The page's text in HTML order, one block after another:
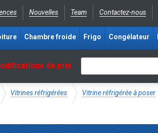
Nouvelles Team Contactez-nous
de prix
Chambre froide Frigo Congélateur
Vitrines réfrigérées Vitrine réfrigérée à poser